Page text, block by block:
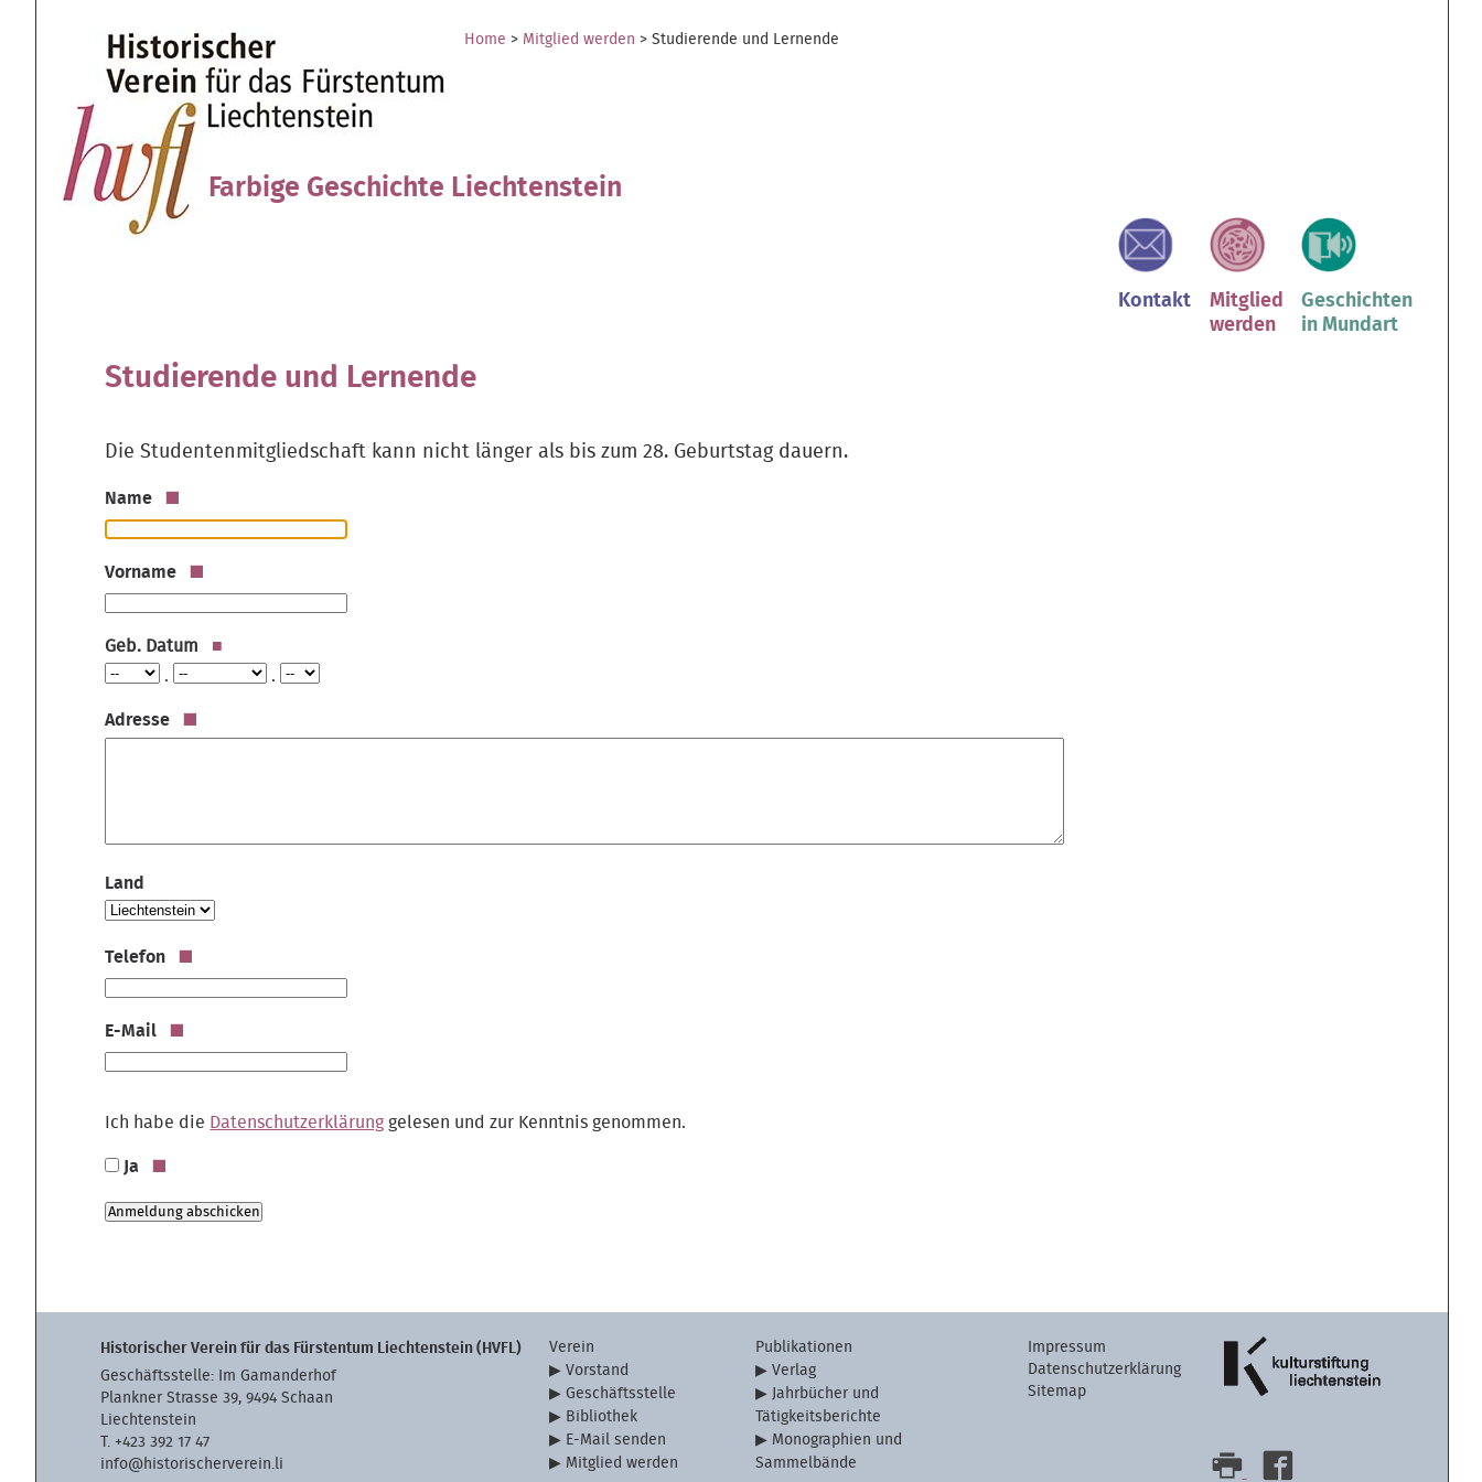
Direkt
Navigation
Werkzeuge
Home > Mitglied werden >Studierende und Lernende
Farbige Geschichte Liechtenstein
Kontakt
Mitglied
werden
Geschichten
in Mundart
Sektionen
Studierende und Lernende
Die Studentenmitgliedschaft kann nicht länger als bis zum 28. Geburtstag dauern.
Name
Vorname
Geb. Datum
Jahr
.
Monat .
Tag
Adresse
Land
Telefon
E-Mail
Ich habe die Datenschutzerklärung gelesen und zur Kenntnis genommen.
Ja
Historischer Verein für das Fürstentum Liechtenstein (HVFL)
Geschäftsstelle: Im Gamanderhof
Plankner Strasse 39, 9494 Schaan
Liechtenstein
T. +423 392 17 47
info@historischerverein.li
Verein
Vorstand
Geschäftsstelle
Bibliothek
E-Mail senden
Mitglied werden
Publikationen
Verlag
Jahrbücher und
Tätigkeitsberichte
Monographien und
Sammelbände
Impressum
Datenschutzerklärung
Sitemap